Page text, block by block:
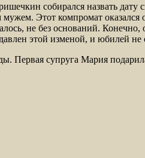
собирался назвать
Этот компромат
не без оснований.
этой изменой, и юбилей
Первая супруга Мария